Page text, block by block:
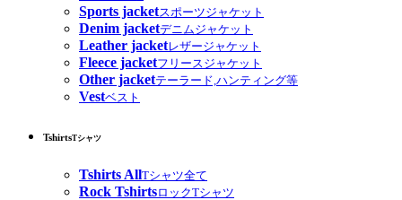
Sports jacketスポーツジャケット
Denim jacketデニムジャケット
Leather jacketレザージャケット
Fleece jacketフリースジャケット
Other jacketテーラード,ハンティング等
Vestベスト
TshirtsTシャツ
Tshirts AllTシャツ全て
Rock TshirtsロックTシャツ